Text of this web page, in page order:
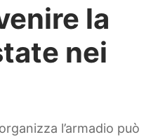
la
nei
l’armadio può